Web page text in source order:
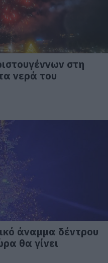
στη
νερά του
άναμμα δέντρου
θα γίνει